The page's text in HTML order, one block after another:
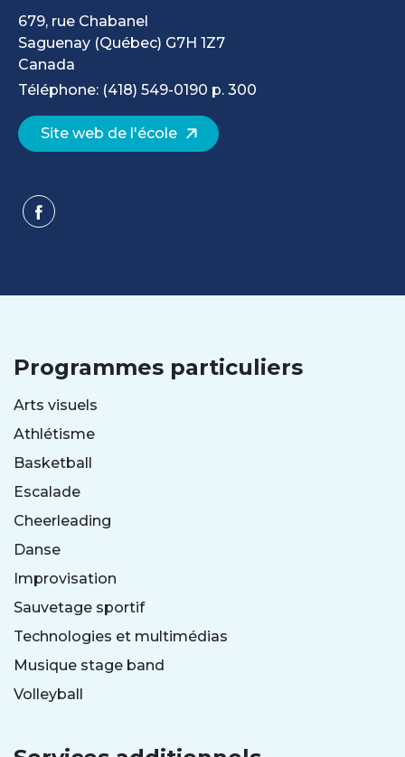
679, rue Chabanel
Saguenay (Québec) G7H 1Z7
Canada
Téléphone: (418) 549-0190 p. 300
Site web de l'école
Programmes particuliers
Arts visuels
Athlétisme
Basketball
Escalade
Cheerleading
Danse
Improvisation
Sauvetage sportif
Technologies et multimédias
Musique stage band
Volleyball